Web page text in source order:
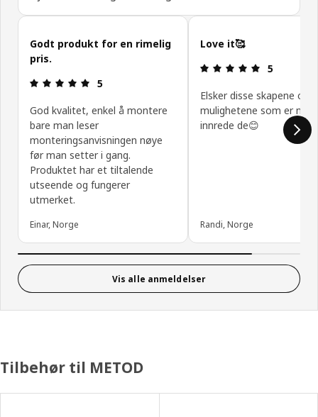
Hopp over kundeanmeldelser
Godt produkt for en rimelig
pris.
Produktomtale: 5 ingen kundevurdering 5
5
God kvalitet, enkel å montere
bare man leser
monteringsanvisningen nøye
før man setter i gang.
Produktet har et tiltalende
utseende og fungerer
utmerket.
Einar, Norge
Love it🥰
5
Elsker disse skapene og
mulighetene som er
innrede de😊
Randi, Norge
Vis alle anmeldelser
Tilbehør til METOD